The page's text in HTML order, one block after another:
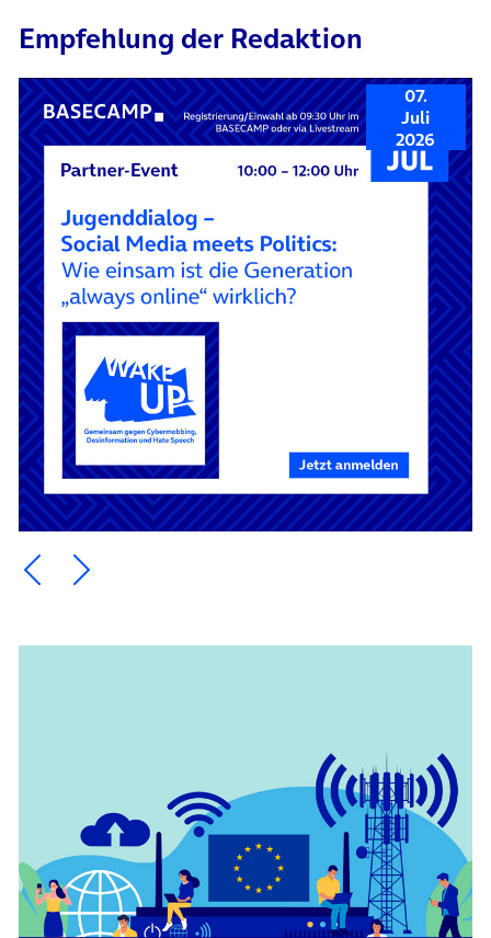
Empfehlung der Redaktion
07.
Juli
2026
Ein Element zurück blättern
Ein Element weiter blättern